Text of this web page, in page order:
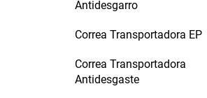
Antidesgarro
Correa Transportadora EP
Correa Transportadora
Antidesgaste